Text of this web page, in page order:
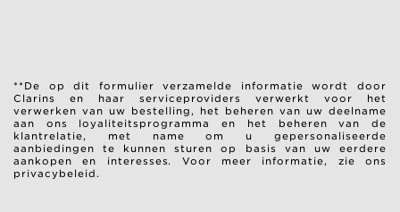
**De op dit formulier verzamelde informatie wordt door
Clarins en haar serviceproviders verwerkt voor het
verwerken van uw bestelling, het beheren van uw deelname
aan ons loyaliteitsprogramma en het beheren van de
klantrelatie, met name om u gepersonaliseerde
aanbiedingen te kunnen sturen op basis van uw eerdere
aankopen en interesses. Voor meer informatie, zie ons
privacybeleid.